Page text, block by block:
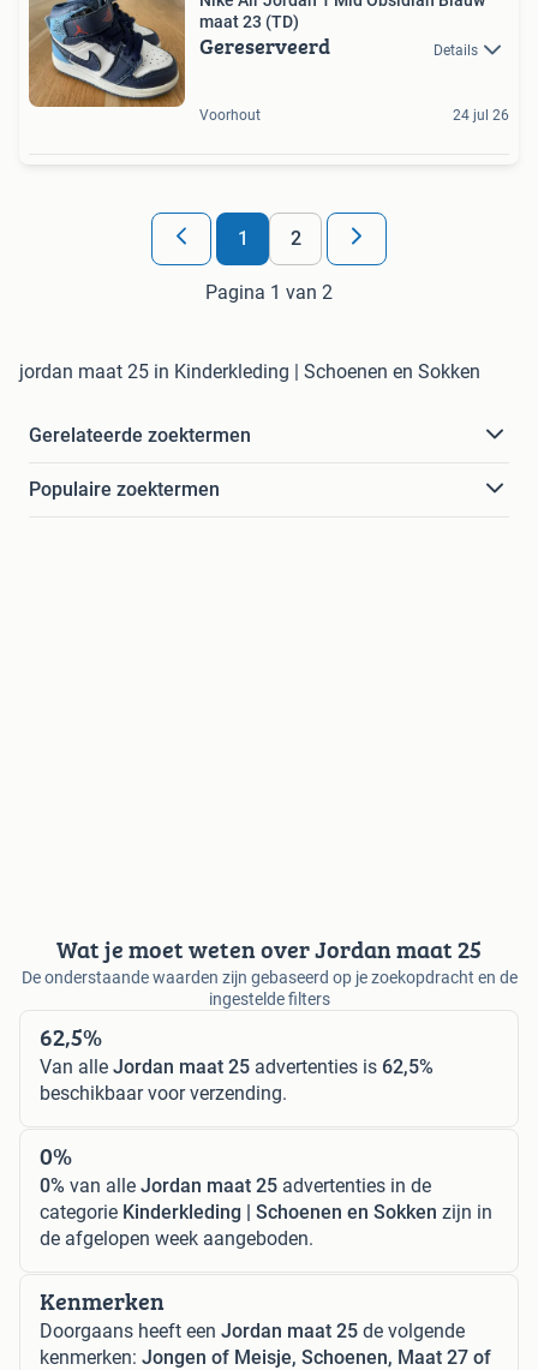
maat 23 (TD)
Gereserveerd Details
Voorhout 24 jul 26
1 2
Pagina 1 van 2
jordan maat 25 in Kinderkleding | Schoenen en Sokken
Gerelateerde zoektermen
Populaire zoektermen
Wat je moet weten over Jordan maat 25
De onderstaande waarden zijn gebaseerd op je zoekopdracht en de
ingestelde filters
62,5%
Van alle Jordan maat 25 advertenties is 62,5%
beschikbaar voor verzending.
0%
0% van alle Jordan maat 25 advertenties in de
categorie Kinderkleding | Schoenen en Sokken zijn in
de afgelopen week aangeboden.
Kenmerken
Doorgaans heeft een Jordan maat 25 de volgende
kenmerken: Jongen of Meisje, Schoenen, Maat 27 of